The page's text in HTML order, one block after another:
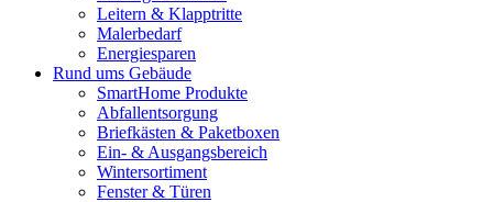
Leitern & Klapptritte
Malerbedarf
Energiesparen
Rund ums Gebäude
SmartHome Produkte
Abfallentsorgung
Briefkästen & Paketboxen
Ein- & Ausgangsbereich
Wintersortiment
Fenster & Türen